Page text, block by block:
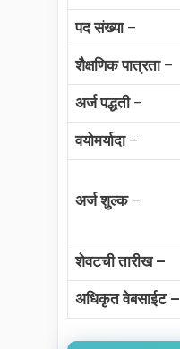
पद संख्या–
शैक्षणिक पात्रता–
अर्ज पद्धती–
वयोमर्यादा–
अर्ज शुल्क–
शेवटची तारीख –
अधिकृत वेबसाईट –